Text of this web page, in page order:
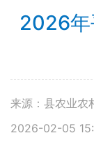
2026年
来源：县农业农
2026-02-05